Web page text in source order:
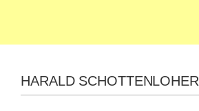
HARALD SCHOTTENLOHER